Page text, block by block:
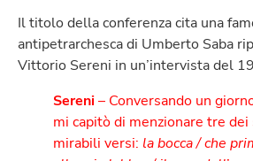
Il titolo della conferenza cita una
antipetrarchesca di Umberto Saba
Vittorio Sereni in un’intervista del
Sereni– Conversando un
mi capitò di menzionare tre dei
mirabili versi: la bocca / che